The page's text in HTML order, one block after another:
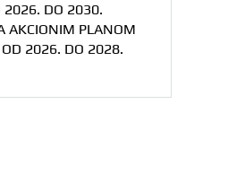
2026. DO 2030.
AKCIONIM PLANOM
OD 2026. DO 2028.